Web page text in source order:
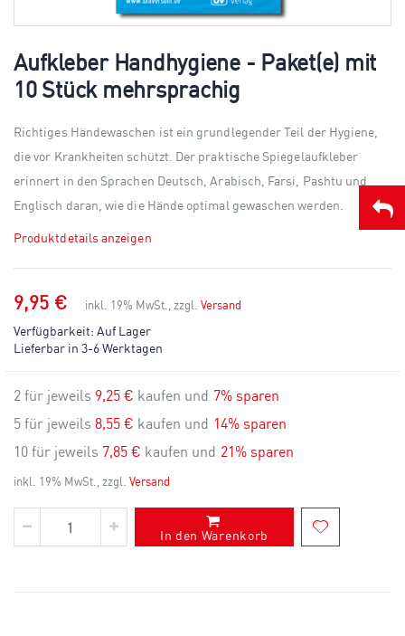
to
the
beginning
of
images
gallery
Aufkleber Handhygiene - Paket(e) mit
10 Stück mehrsprachig
Richtiges Händewaschen ist ein grundlegender Teil der Hygiene,
die vor Krankheiten schützt. Der praktische Spiegelaufkleber
erinnert in den Sprachen Deutsch, Arabisch, Farsi, Pashtu und
Englisch daran, wie die Hände optimal gewaschen werden.
Produktdetails anzeigen
9,95 € inkl. 19% MwSt., zzgl. Versand
Verfügbarkeit: Auf Lager
Lieferbar in 3-6 Werktagen
2 für jeweils 9,25 € kaufen und 7% sparen
5 für jeweils 8,55 € kaufen und 14% sparen
10 für jeweils 7,85 € kaufen und 21% sparen
inkl. 19% MwSt., zzgl. Versand
In den Warenkorb